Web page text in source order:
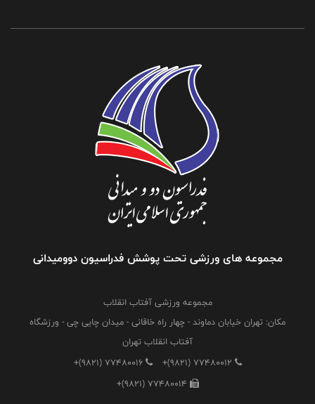
مجموعه های ورزشی تحت پوشش فدراسیون دوومیدانی
مجموعه ورزشی آفتاب انقلاب
مکان: تهران خیابان دماوند - چهار راه خاقانی - میدان چایی چی - ورزشگاه
آفتاب انقلاب تهران
+(9821) 77480012
+(9821) 77480016
+(9821) 77480014